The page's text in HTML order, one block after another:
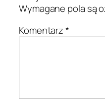
Wymagane pola są
Komentarz*